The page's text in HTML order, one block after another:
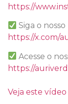
https://
Siga o
https://x.com/
Acesse o
https://
Veja este